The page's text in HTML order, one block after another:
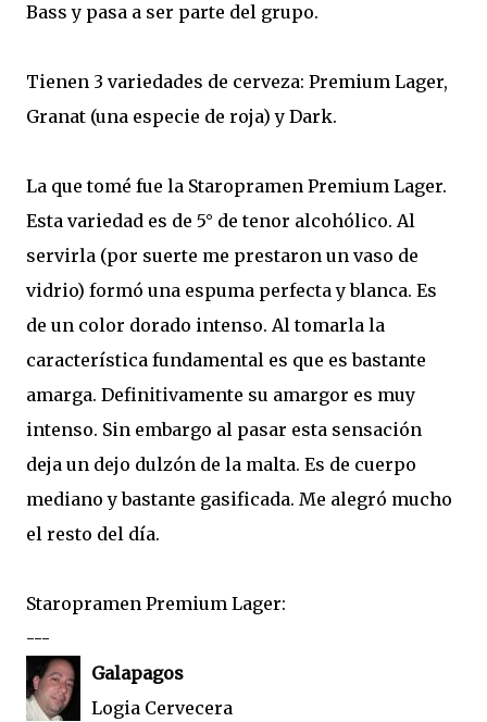
Bass y pasa a ser parte del grupo.
Tienen 3 variedades de cerveza: Premium Lager,
Granat (una especie de roja) y Dark.
La que tomé fue la Staropramen Premium Lager.
Esta variedad es de 5° de tenor alcohólico. Al
servirla (por suerte me prestaron un vaso de
vidrio) formó una espuma perfecta y blanca. Es
de un color dorado intenso. Al tomarla la
característica fundamental es que es bastante
amarga. Definitivamente su amargor es muy
intenso. Sin embargo al pasar esta sensación
deja un dejo dulzón de la malta. Es de cuerpo
mediano y bastante gasificada. Me alegró mucho
el resto del día.
Staropramen Premium Lager:
---
Galapagos
Logia Cervecera